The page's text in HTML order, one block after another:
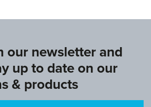
our newsletter and
up to date on our
& products